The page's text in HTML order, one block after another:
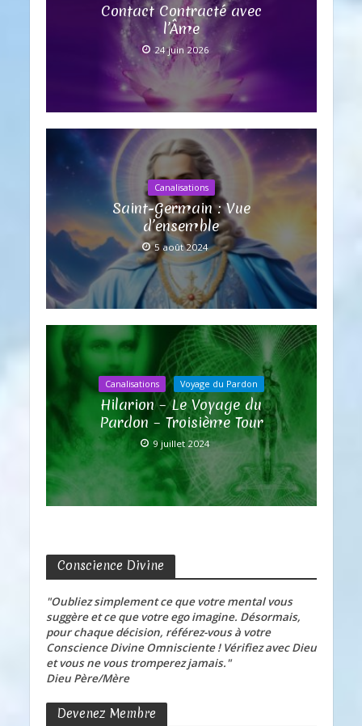
Contact Contracté avec
l’Âme
24 juin 2026
Canalisations
Saint-Germain : Vue
d’ensemble
5 août 2024
Canalisations Voyage du Pardon
Hilarion – Le Voyage du
Pardon – Troisième Tour
9 juillet 2024
Conscience Divine
"Oubliez simplement ce que votre mental vous
suggère et ce que votre ego imagine. Désormais,
pour chaque décision, référez-vous à votre
Conscience Divine Omnisciente ! Vérifiez avec Dieu
et vous ne vous tromperez jamais."
Dieu Père/Mère
Devenez Membre